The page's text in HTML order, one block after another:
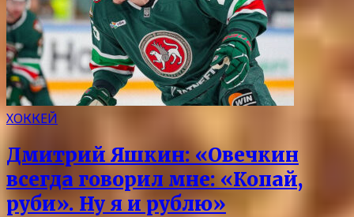
ХОККЕЙ
Дмитрий Яшкин: «Овечкин
всегда говорил мне: «Копай,
руби». Ну я и рублю»